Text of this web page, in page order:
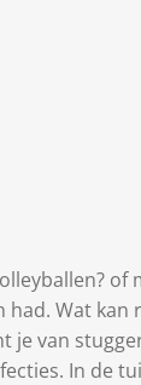
had. Wat kan
je van
In de